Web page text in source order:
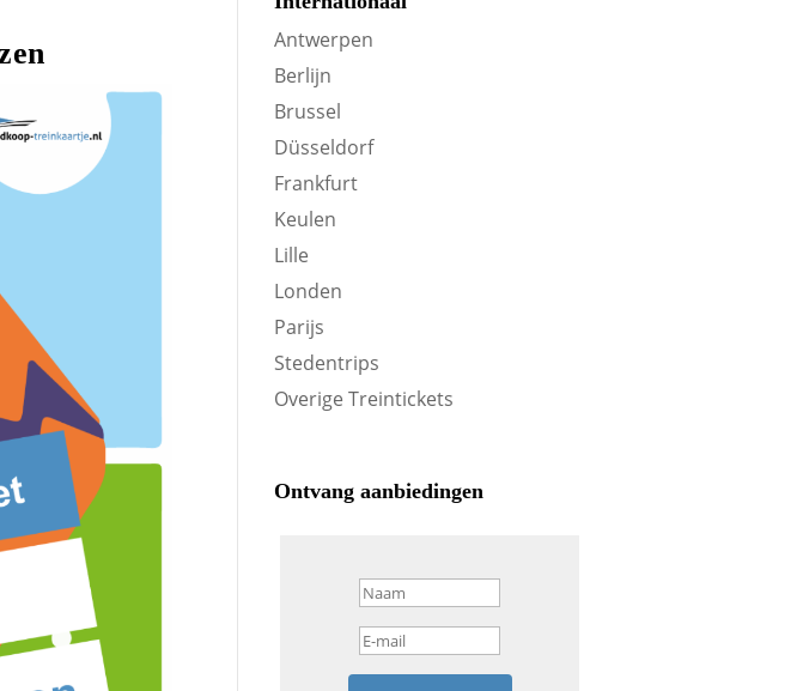
Antwerpen
Berlijn
Brussel
Düsseldorf
Frankfurt
Keulen
Lille
Londen
Parijs
Stedentrips
Overige Treintickets
Ontvang aanbiedingen